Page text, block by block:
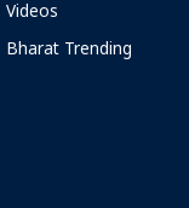
Videos
Bharat Trending